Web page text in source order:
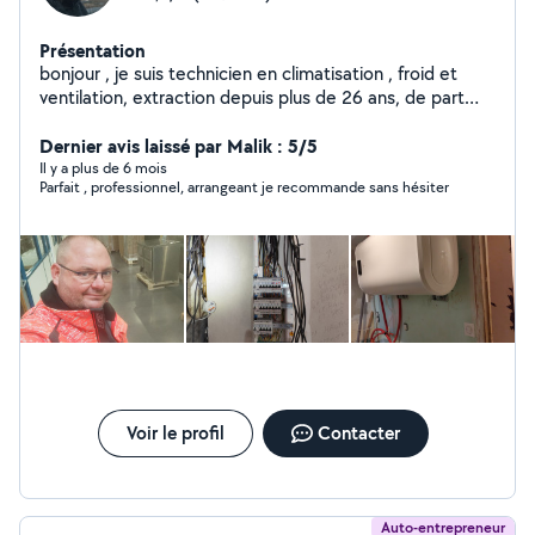
Présentation
bonjour , je suis technicien en climatisation , froid et
ventilation, extraction depuis plus de 26 ans, de part
et le chauffage, je suis bricoleur dans toutes sortes de
domaines. n'hésitez pas à me demander :), car je suis un
bon conseiller aussi.
Dernier avis laissé par Malik : 5/5
Il y a plus de 6 mois
Parfait , professionnel, arrangeant je recommande sans hésiter
Voir le profil Contacter
Auto-entrepreneur